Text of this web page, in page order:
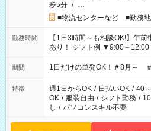
歩5分 / …
■物流センターなど ■勤務
勤務時間
【1日3時間～も相談OK!】午
あり！ シフト例 ▼9:00～
▼18:00～21:00
期間 1日だけの単発OK！＃8月～
特徴 週1日からOK / 日払いOK / 40
OK / 服装自由 / シフト勤務 /
し / パソコンスキル不要